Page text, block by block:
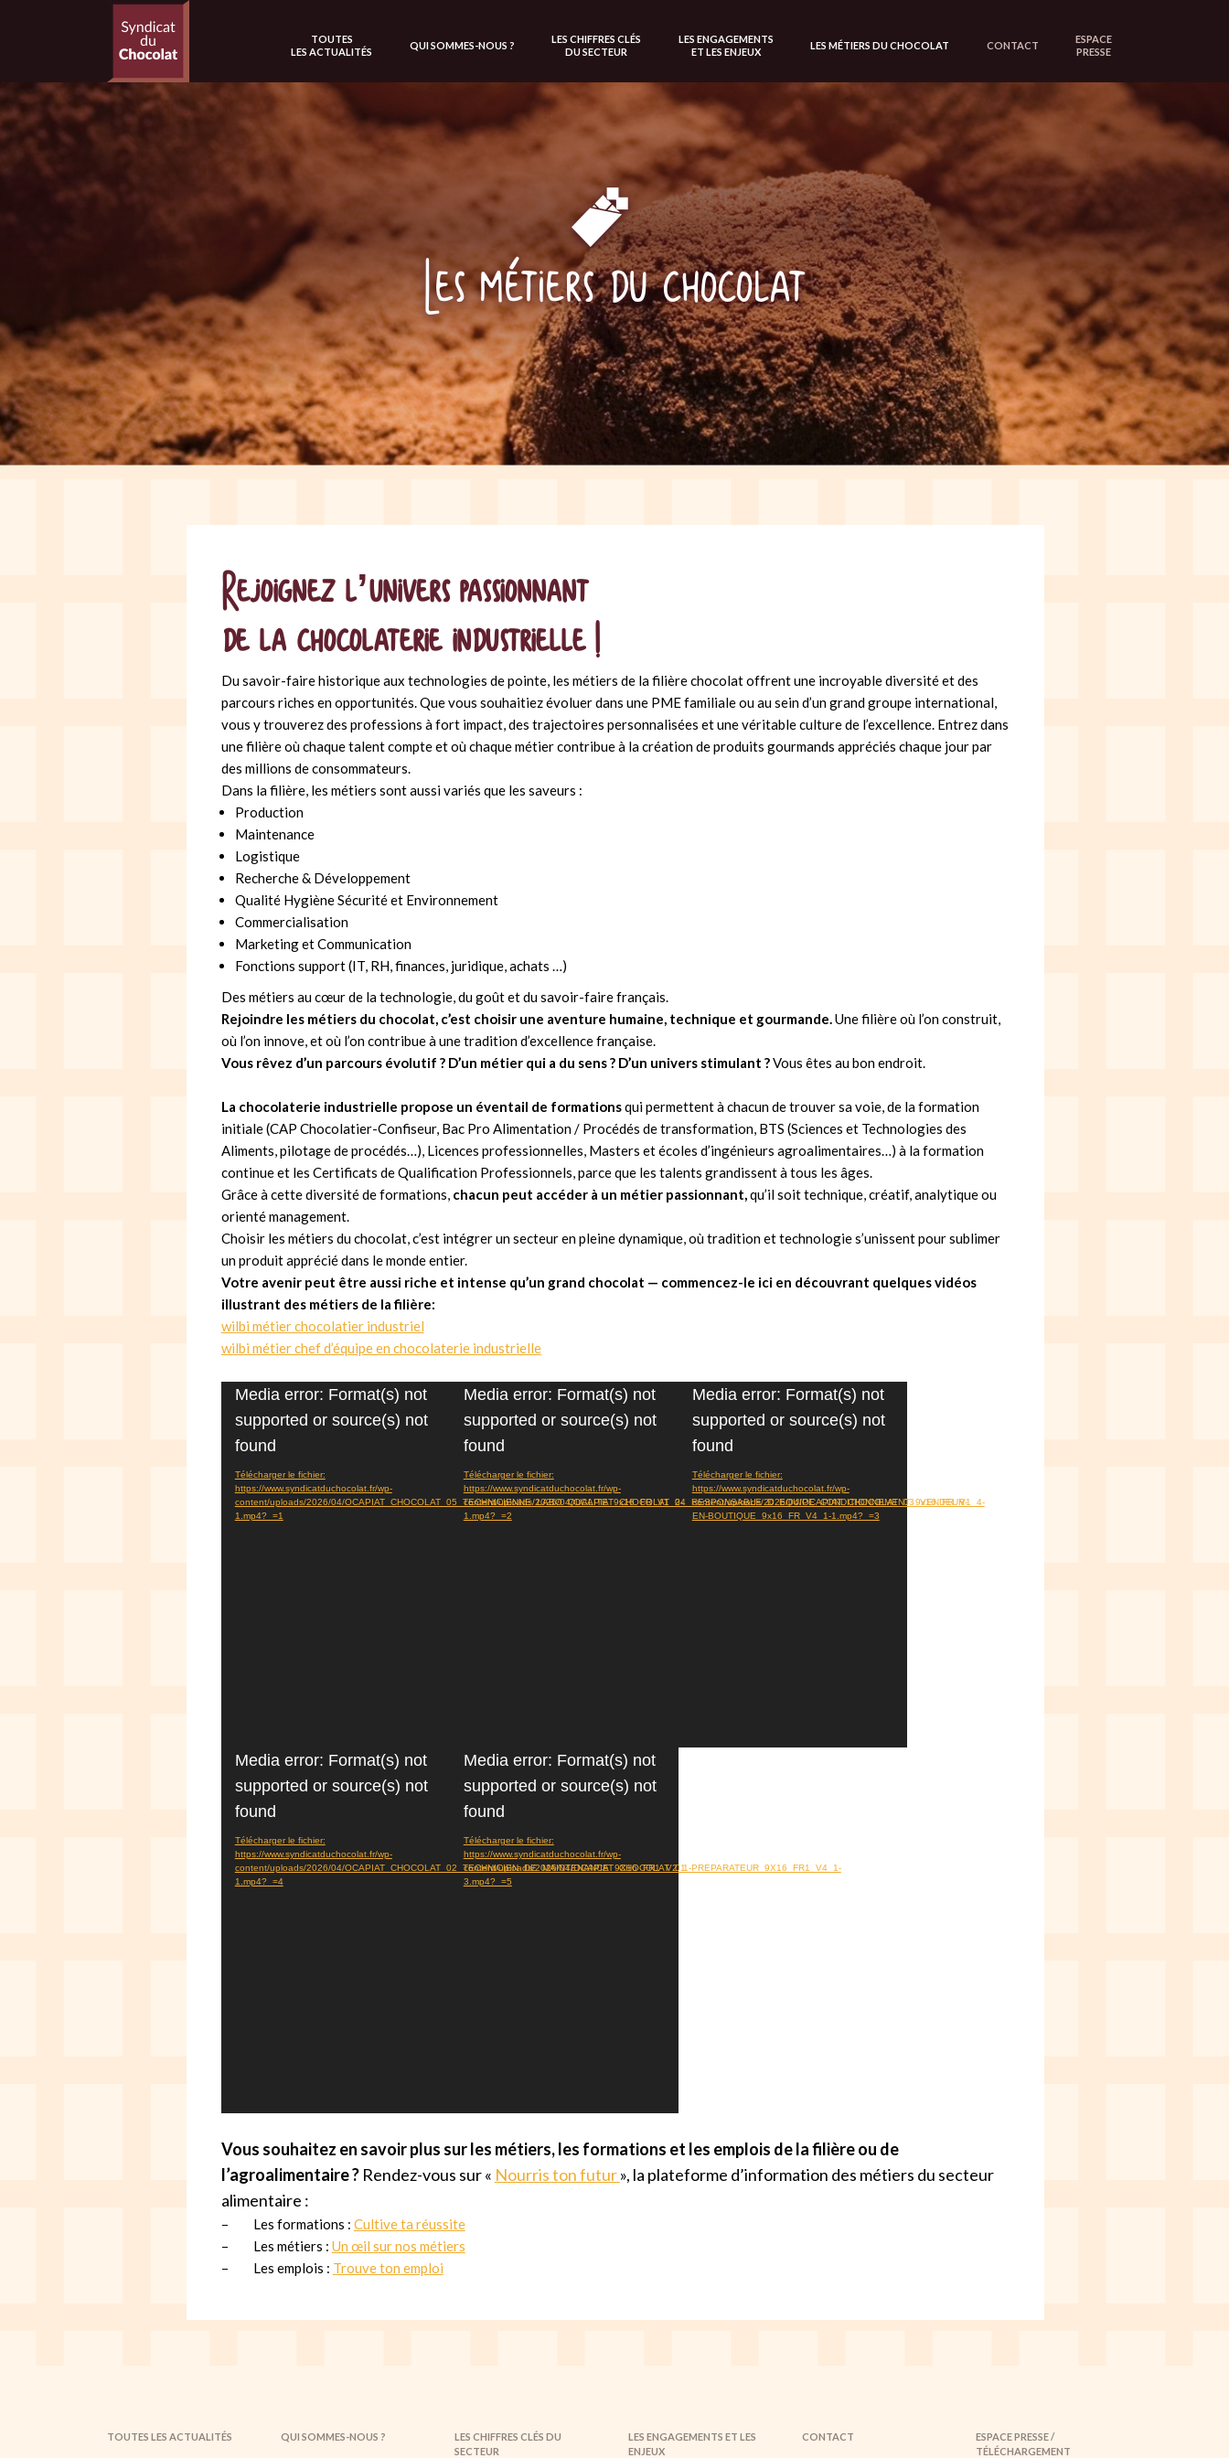
TOUTES
LES ACTUALITÉS
QUI SOMMES-NOUS ?
LES CHIFFRES CLÉS
DU SECTEUR
LES ENGAGEMENTS
ET LES ENJEUX
LES MÉTIERS DU CHOCOLAT CONTACT
ESPACE
PRESSE
Les métiers du chocolat
Rejoignez l’univers passionnant
de la chocolaterie industrielle !
Du savoir-faire historique aux technologies de pointe, les métiers de la filière chocolat offrent une incroyable diversité et des
parcours riches en opportunités. Que vous souhaitiez évoluer dans une PME familiale ou au sein d’un grand groupe international,
vous y trouverez des professions à fort impact, des trajectoires personnalisées et une véritable culture de l’excellence. Entrez dans
une filière où chaque talent compte et où chaque métier contribue à la création de produits gourmands appréciés chaque jour par
des millions de consommateurs.
Dans la filière, les métiers sont aussi variés que les saveurs :
Production
Maintenance
Logistique
Recherche & Développement
Qualité Hygiène Sécurité et Environnement
Commercialisation
Marketing et Communication
Fonctions support (IT, RH, finances, juridique, achats …)
Des métiers au cœur de la technologie, du goût et du savoir-faire français.
Rejoindre les métiers du chocolat, c’est choisir une aventure humaine, technique et gourmande.Une filière où l’on construit,
où l’on innove, et où l’on contribue à une tradition d’excellence française.
Vous rêvez d’un parcours évolutif ? D’un métier qui a du sens ? D’un univers stimulant ?Vous êtes au bon endroit.
La chocolaterie industrielle propose un éventail de formationsqui permettent à chacun de trouver sa voie, de la formation
initiale (CAP Chocolatier-Confiseur, Bac Pro Alimentation / Procédés de transformation, BTS (Sciences et Technologies des
Aliments, pilotage de procédés…), Licences professionnelles, Masters et écoles d’ingénieurs agroalimentaires…) à la formation
continue et les Certificats de Qualification Professionnels, parce que les talents grandissent à tous les âges.
Grâce à cette diversité de formations, chacun peut accéder à un métier passionnant,qu’il soit technique, créatif, analytique ou
orienté management.
Choisir les métiers du chocolat, c’est intégrer un secteur en pleine dynamique, où tradition et technologie s’unissent pour sublimer
un produit apprécié dans le monde entier.
Votre avenir peut être aussi riche et intense qu’un grand chocolat — commencez-le ici en découvrant quelques vidéos
illustrant des métiers de la filière:
wilbi métier chocolatier industriel
wilbi métier chef d’équipe en chocolaterie industrielle
Lecteur
vidéo
Media error: Format(s) not
supported or source(s) not
found
Télécharger le fichier:
https://www.syndicatduchocolat.fr/wp-
content/uploads/2026/04/OCAPIAT_CHOCOLAT_05_TECHNICIENNE_LABO_QUALITE_9x16_FR_V1_2-
1.mp4?_=1
Lecteur
vidéo
Media error: Format(s) not
supported or source(s) not
found
Télécharger le fichier:
https://www.syndicatduchocolat.fr/wp-
content/uploads/2026/04/OCAPIAT_CHOCOLAT_04_RESPONSABLE_D_EQUIPE_CONDITIONNEMENT_9x16_FR_V1_4-
1.mp4?_=2
Lecteur
vidéo
Media error: Format(s) not
supported or source(s) not
found
Télécharger le fichier:
https://www.syndicatduchocolat.fr/wp-
content/uploads/2026/04/OCAPIAT_CHOCOLAT_03_VENDEUR-
EN-BOUTIQUE_9x16_FR_V4_1-1.mp4?_=3
Lecteur
vidéo
Media error: Format(s) not
supported or source(s) not
found
Télécharger le fichier:
https://www.syndicatduchocolat.fr/wp-
content/uploads/2026/04/OCAPIAT_CHOCOLAT_02_TECHNICIEN_DE_MAINTENANCE_9X16_FR1_V2_1-
1.mp4?_=4
Lecteur
vidéo
Media error: Format(s) not
supported or source(s) not
found
Télécharger le fichier:
https://www.syndicatduchocolat.fr/wp-
content/uploads/2026/04/OCAPIAT_CHOCOLAT_01_PREPARATEUR_9X16_FR1_V4_1-
3.mp4?_=5
Vous souhaitez en savoir plus sur les métiers, les formations et les emplois de la filière ou de
l’agroalimentaire ?Rendez-vous sur « Nourris ton futur», la plateforme d’information des métiers du secteur
alimentaire :
– Les formations : Cultive ta réussite
– Les métiers : Un œil sur nos métiers
– Les emplois : Trouve ton emploi
TOUTES LES ACTUALITÉS QUI SOMMES-NOUS ?
LES CHIFFRES CLÉS DU
SECTEUR
LES ENGAGEMENTS ET LES
ENJEUX
CONTACT
ESPACE PRESSE /
TÉLÉCHARGEMENT